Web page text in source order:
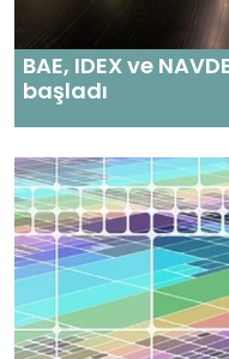
BAE, IDEX ve
başladı